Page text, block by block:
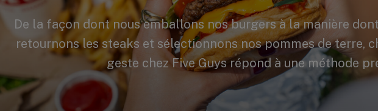
De la façon dont nous emballons nos burgers à la manière
retournons les steaks et sélectionnons nos pommes de terre,
geste chez Five Guys répond à une méthode